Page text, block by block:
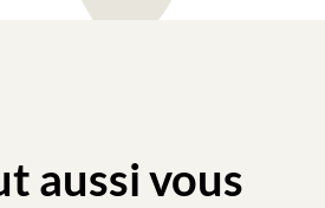
aussi vous